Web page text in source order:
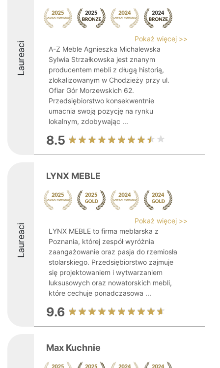
Laureaci
Pokaż więcej >>
A-Z Meble Agnieszka Michalewska
Sylwia Strzałkowska jest znanym
producentem mebli z długą historią,
zlokalizowanym w Chodzieży przy ul.
Ofiar Gór Morzewskich 62.
Przedsiębiorstwo konsekwentnie
umacnia swoją pozycję na rynku
lokalnym, zdobywając ...
8.5
Laureaci
LYNX MEBLE
Pokaż więcej >>
LYNX MEBLE to firma meblarska z
Poznania, której zespół wyróżnia
zaangażowanie oraz pasja do rzemiosła
stolarskiego. Przedsiębiorstwo zajmuje
się projektowaniem i wytwarzaniem
luksusowych oraz nowatorskich mebli,
które cechuje ponadczasowa ...
9.6
Max Kuchnie